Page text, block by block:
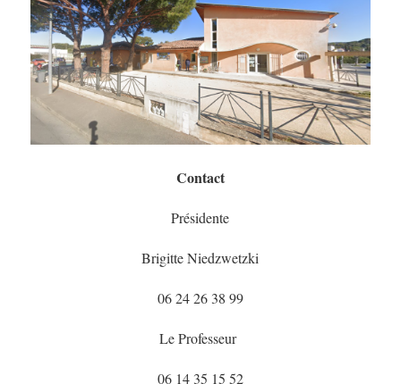
Contact
Présidente
Brigitte Niedzwetzki
06 24 26 38 99
Le Professeur
06 14 35 15 52